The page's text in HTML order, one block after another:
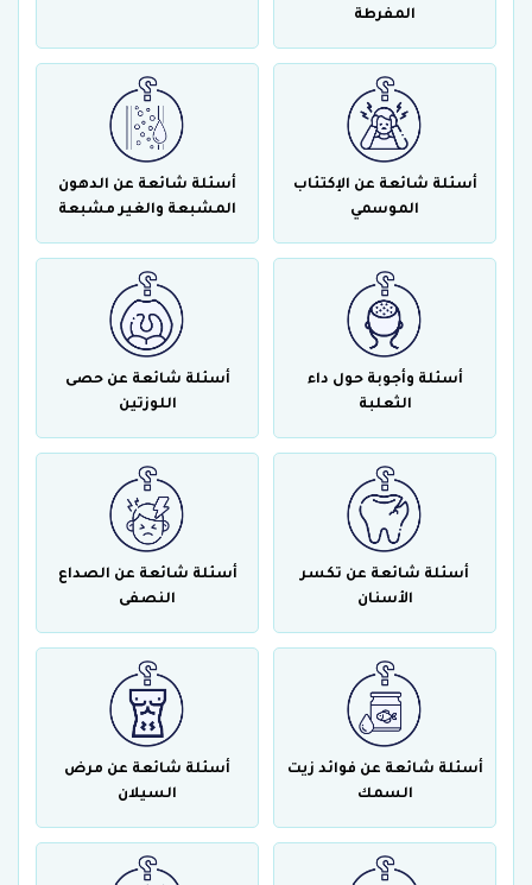
المفرطة
أسئلة شائعة عن الإكتئاب
الموسمي
أسئلة شائعة عن الدهون
المشبعة والغير مشبعة
أسئلة وأجوبة حول داء
الثعلبة
أسئلة شائعة عن حصى
اللوزتين
أسئلة شائعة عن تكسر
الأسنان
أسئلة شائعة عن الصداع
النصفى
أسئلة شائعة عن فوائد زيت
السمك
أسئلة شائعة عن مرض
السيلان